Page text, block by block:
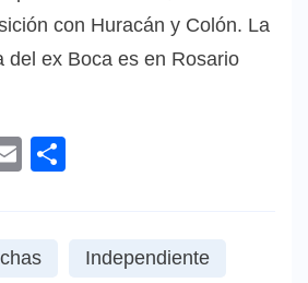
con Huracán y Colón. La
del ex Boca es en Rosario
Email
Independiente